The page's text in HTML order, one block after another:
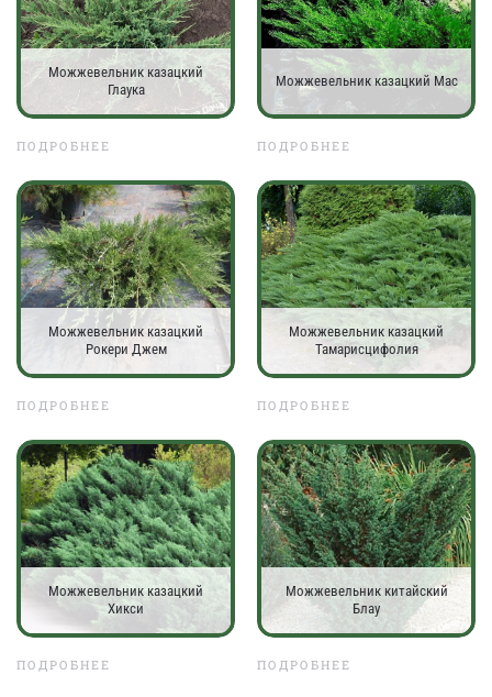
Можжевельник казацкий
Глаука
ПОДРОБНЕЕ
Можжевельник казацкий Мас
ПОДРОБНЕЕ
Можжевельник казацкий
Рокери Джем
ПОДРОБНЕЕ
Можжевельник казацкий
Тамарисцифолия
ПОДРОБНЕЕ
Можжевельник казацкий
Хикси
ПОДРОБНЕЕ
Можжевельник китайский
Блау
ПОДРОБНЕЕ